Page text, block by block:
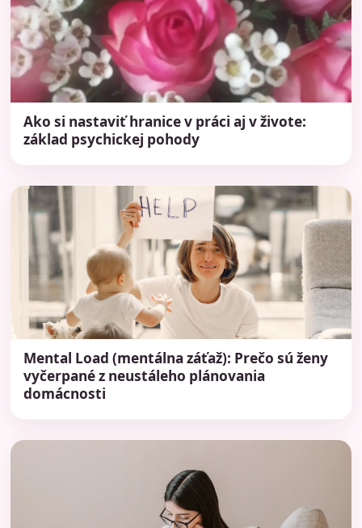
Ako si nastaviť hranice v práci aj v živote:
základ psychickej pohody
Mental Load (mentálna záťaž): Prečo sú ženy
vyčerpané z neustáleho plánovania
domácnosti